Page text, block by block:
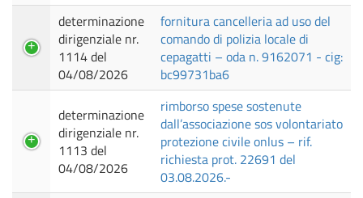
determinazione
dirigenziale nr.
1114 del
04/08/2026
fornitura cancelleria ad uso del
comando di polizia locale di
cepagatti – oda n. 9162071 - cig:
bc99731ba6
determinazione
dirigenziale nr.
1113 del
04/08/2026
rimborso spese sostenute
dall’associazione sos volontariato
protezione civile onlus – rif.
richiesta prot. 22691 del
03.08.2026.-